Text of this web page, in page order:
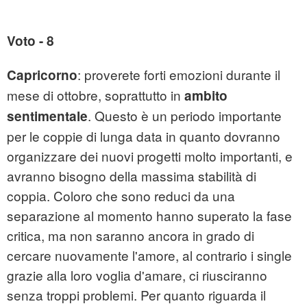
Voto - 8
Capricorno: proverete forti emozioni durante il
mese di ottobre, soprattutto in ambito
sentimentale. Questo è un periodo importante
per le coppie di lunga data in quanto dovranno
organizzare dei nuovi progetti molto importanti, e
avranno bisogno della massima stabilità di
coppia. Coloro che sono reduci da una
separazione al momento hanno superato la fase
critica, ma non saranno ancora in grado di
cercare nuovamente l'amore, al contrario i single
grazie alla loro voglia d'amare, ci riusciranno
senza troppi problemi. Per quanto riguarda il